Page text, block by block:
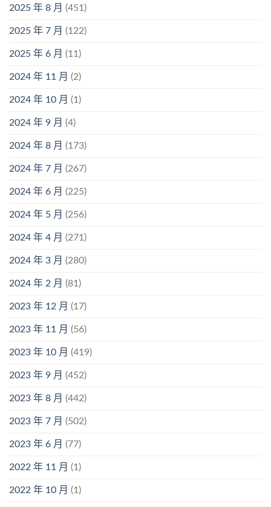
2025 年 8 月 (451)
2025 年 7 月 (122)
2025 年 6 月 (11)
2024 年 11 月 (2)
2024 年 10 月 (1)
2024 年 9 月 (4)
2024 年 8 月 (173)
2024 年 7 月 (267)
2024 年 6 月 (225)
2024 年 5 月 (256)
2024 年 4 月 (271)
2024 年 3 月 (280)
2024 年 2 月 (81)
2023 年 12 月 (17)
2023 年 11 月 (56)
2023 年 10 月 (419)
2023 年 9 月 (452)
2023 年 8 月 (442)
2023 年 7 月 (502)
2023 年 6 月 (77)
2022 年 11 月 (1)
2022 年 10 月 (1)